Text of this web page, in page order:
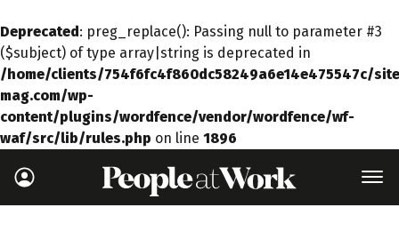
Deprecated: preg_replace(): Passing null to parameter #3
($subject) of type array|string is deprecated in
/home/clients/754f6fc4f860dc58249a6e14e475547c/
mag.com/wp-
content/plugins/wordfence/vendor/wordfence/wf-
waf/src/lib/rules.php on line 1896